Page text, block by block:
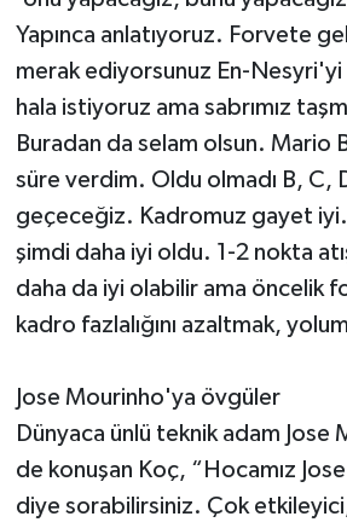
Yapınca anlatıyoruz. Forvete
merak ediyorsunuz En-
hala istiyoruz ama sabrımız
Buradan da selam olsun. Mario
süre verdim. Oldu olmadı B, C,
geçeceğiz. Kadromuz gayet
şimdi daha iyi oldu. 1-2 nokta
daha da iyi olabilir ama öncelik
kadro fazlalığını azaltmak,
Jose Mourinho'ya övgüler
Dünyaca ünlü teknik adam Jose
de konuşan Koç, “Hocamız Jose
diye sorabilirsiniz. Çok